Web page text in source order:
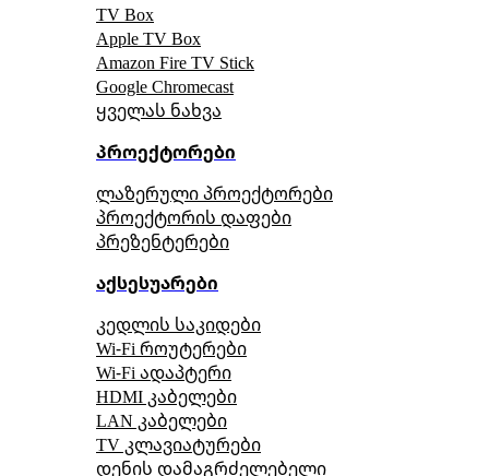
TV Box
Apple TV Box
Amazon Fire TV Stick
Google Chromecast
ყველას ნახვა
პროექტორები
ლაზერული პროექტორები
პროექტორის დაფები
პრეზენტერები
აქსესუარები
კედლის საკიდები
Wi-Fi როუტერები
Wi-Fi ადაპტერი
HDMI კაბელები
LAN კაბელები
TV კლავიატურები
დენის დამაგრძელებელი